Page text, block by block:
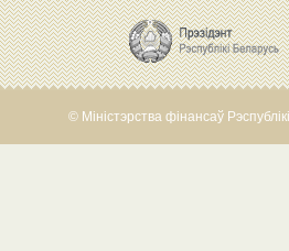
© Міністэрства фінансаў